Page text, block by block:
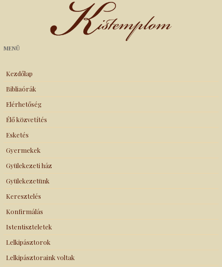
Kistemplom
MENÜ
Kezdőlap
Bibliaórák
Elérhetőség
Élő közvetítés
Esketés
Gyermekek
Gyülekezeti ház
Gyülekezetünk
Keresztelés
Konfirmálás
Istentiszteletek
Lelkipásztorok
Lelkipásztoraink voltak